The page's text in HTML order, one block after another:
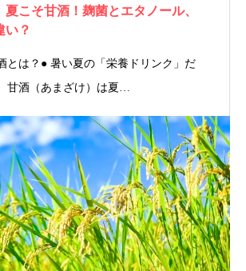
夏こそ甘酒！麹菌とエタノール、
い？
とは？● 暑い夏の「栄養ドリンク」だ
甘酒（あまざけ）は夏…